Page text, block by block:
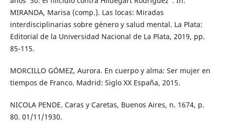
MIRANDA, Marisa (comp.). Las locas: Miradas
interdisciplinarias sobre género y salud mental. La Plata:
Editorial de la Universidad Nacional de La Plata, 2019, pp.
85-115.
MORCILLO GÓMEZ, Aurora. En cuerpo y alma: Ser mujer en
tiempos de Franco. Madrid: Siglo XX España, 2015.
NICOLA PENDE. Caras y Caretas, Buenos Aires, n. 1674, p.
80. 01/11/1930.